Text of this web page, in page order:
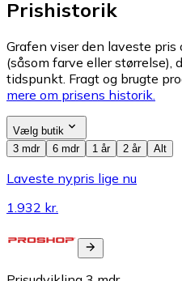
Prishistorik
Grafen viser den laveste
(såsom farve eller
tidspunkt. Fragt og brugte
mere om prisens historik.
Vælg butik
3 mdr
6 mdr 1 år 2 år Alt
Laveste nypris lige nu
1.932 kr.